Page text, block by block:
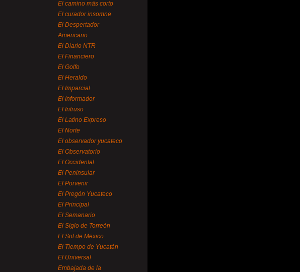
El camino más corto
El curador insomne
El Despertador
Americano
El Diario NTR
El Financiero
El Golfo
El Heraldo
El Imparcial
El Informador
El Intruso
El Latino Expreso
El Norte
El observador yucateco
El Observatorio
El Occidental
El Peninsular
El Porvenir
El Pregón Yucateco
El Principal
El Semanario
El Siglo de Torreón
El Sol de México
El Tiempo de Yucatán
El Universal
Embajada de la